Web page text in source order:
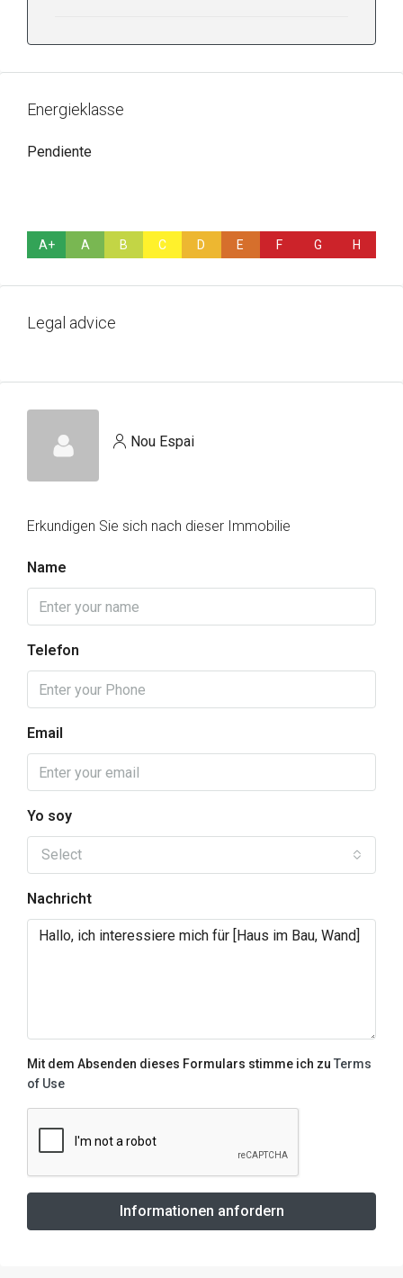
Energieklasse
Pendiente
A+ A B C D E F G H
Legal advice
Nou Espai
Erkundigen Sie sich nach dieser Immobilie
Name
Telefon
Email
Yo soy
Select
Nachricht
Mit dem Absenden dieses Formulars stimme ich zu Terms
of Use
Informationen anfordern